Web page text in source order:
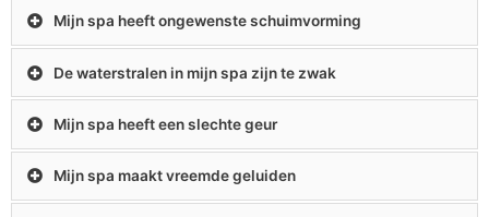
Mijn spa heeft ongewenste schuimvorming
De waterstralen in mijn spa zijn te zwak
Mijn spa heeft een slechte geur
Mijn spa maakt vreemde geluiden